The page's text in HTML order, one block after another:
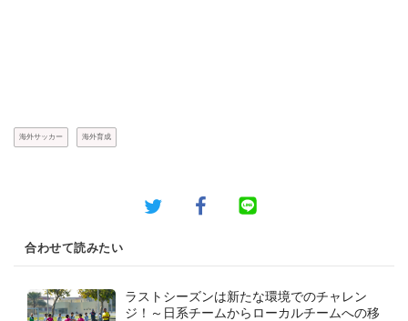
海外サッカー 海外育成
合わせて読みたい
ラストシーズンは新たな環境でのチャレン
ジ！～日系チームからローカルチームへの移